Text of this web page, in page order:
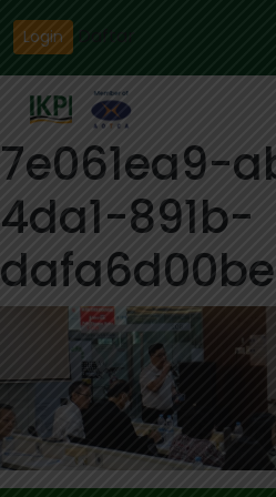
Login
7e061ea9-
4da1-891b-